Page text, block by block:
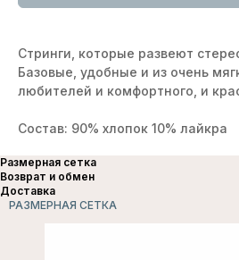
Стринги, которые развеют
Базовые, удобные и из очень
любителей и комфортного, и
Состав: 90% хлопок 10% лайкра
Размерная сетка
Возврат и обмен
Доставка
РАЗМЕРНАЯ СЕТКА